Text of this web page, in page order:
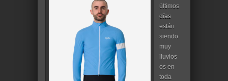
últimos
días
están
siendo
muy
lluvios
os en
toda